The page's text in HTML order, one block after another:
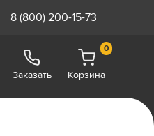
8 (800) 200-15-73
Заказать
0
Корзина